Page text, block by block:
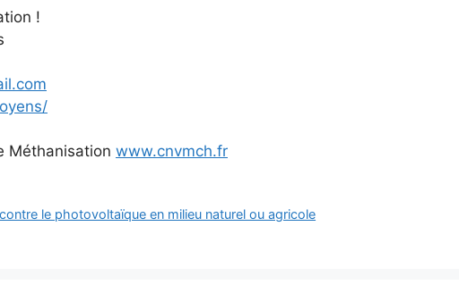
!
Méthanisation www.cnvmch.fr
le photovoltaïque en milieu naturel ou agricole